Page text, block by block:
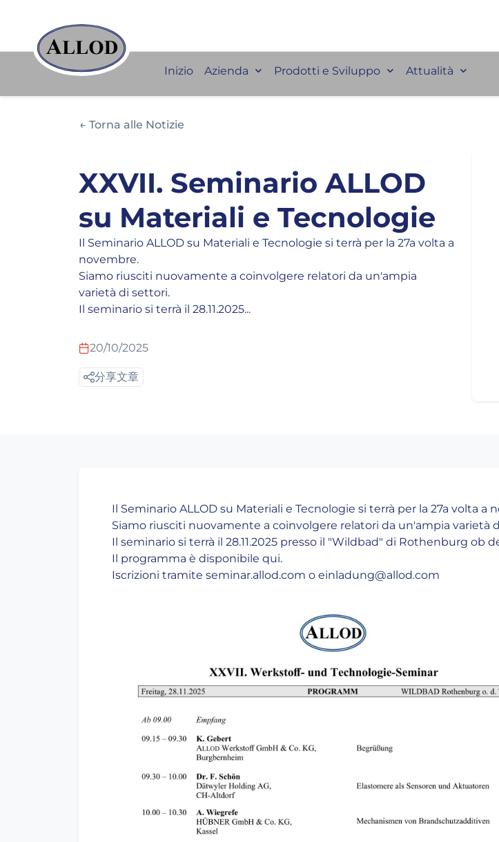
Inizio Azienda Prodotti e Sviluppo Attualità
← Torna alle Notizie
XXVII. Seminario ALLOD
su Materiali e Tecnologie
Il Seminario ALLOD su Materiali e Tecnologie si terrà per la 27a volta a
novembre.
Siamo riusciti nuovamente a coinvolgere relatori da un'ampia
varietà di settori.
Il seminario si terrà il 28.11.2025...
20/10/2025
分享文章
Il Seminario ALLOD su Materiali e Tecnologie si terrà per la 27a volta a
Siamo riusciti nuovamente a coinvolgere relatori da un'ampia varietà
Il seminario si terrà il 28.11.2025 presso il "Wildbad" di Rothenburg ob
Il programma è disponibile qui.
Iscrizioni tramite seminar.allod.com o einladung@allod.com